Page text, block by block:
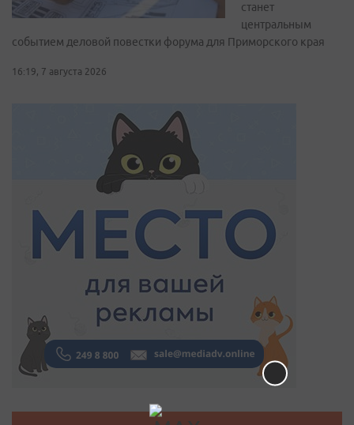
станет
центральным
событием деловой повестки форума для Приморского края
16:19, 7 августа 2026